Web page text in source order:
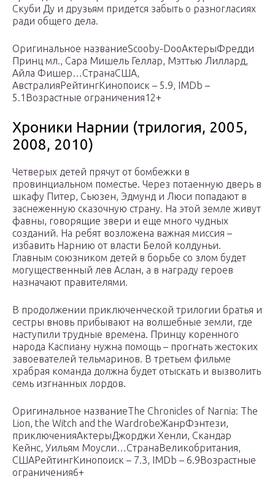
Скуби Ду и друзьям придется забыть о разногласиях
ради общего дела.
Оригинальное названиеScooby-DooАктерыФредди
Принц мл., Сара Мишель Геллар, Мэттью Лиллард,
Айла Фишер…СтранаСША,
АвстралияРейтингКинопоиск – 5.9, IMDb –
5.1Возрастные ограничения12+
Хроники Нарнии (трилогия, 2005,
2008, 2010)
Четверых детей прячут от бомбежки в
провинциальном поместье. Через потаенную дверь в
шкафу Питер, Сьюзен, Эдмунд и Люси попадают в
заснеженную сказочную страну. На этой земле живут
фавны, говорящие звери и еще много чудных
созданий. На ребят возложена важная миссия –
избавить Нарнию от власти Белой колдуньи.
Главным союзником детей в борьбе со злом будет
могущественный лев Аслан, а в награду героев
назначают правителями.
В продолжении приключенческой трилогии братья и
сестры вновь прибывают на волшебные земли, где
наступили трудные времена. Принцу коренного
народа Каспиану нужна помощь – прогнать жестоких
завоевателей тельмаринов. В третьем фильме
храбрая команда должна будет отыскать и вызволить
семь изгнанных лордов.
Оригинальное названиеThe Chronicles of Narnia: The
Lion, the Witch and the WardrobeЖанрФэнтези,
приключенияАктерыДжорджи Хенли, Скандар
Кейнс, Уильям Моусли…СтранаВеликобритания,
СШАРейтингКинопоиск – 7.3, IMDb – 6.9Возрастные
ограничения6+